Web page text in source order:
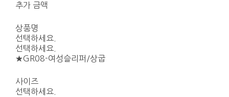
추가 금액
상품명
선택하세요.
선택하세요.
★GR08-여성슬리퍼/상굽
사이즈
선택하세요.